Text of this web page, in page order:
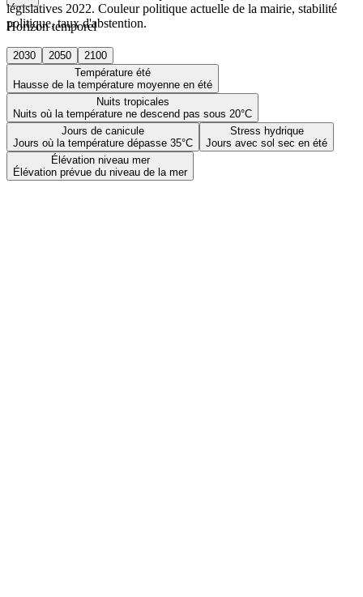
Horizon temporel
2030 2050
2100
Température été
Hausse de la température moyenne en été
Nuits tropicales
Nuits où la température ne descend pas sous 20°C
Jours de canicule
Jours où la température dépasse 35°C
Stress hydrique
Jours avec sol sec en été
Élévation niveau mer
Élévation prévue du niveau de la mer
législatives 2022. Couleur politique actuelle de la mairie, stabilité
politique, taux d'abstention.